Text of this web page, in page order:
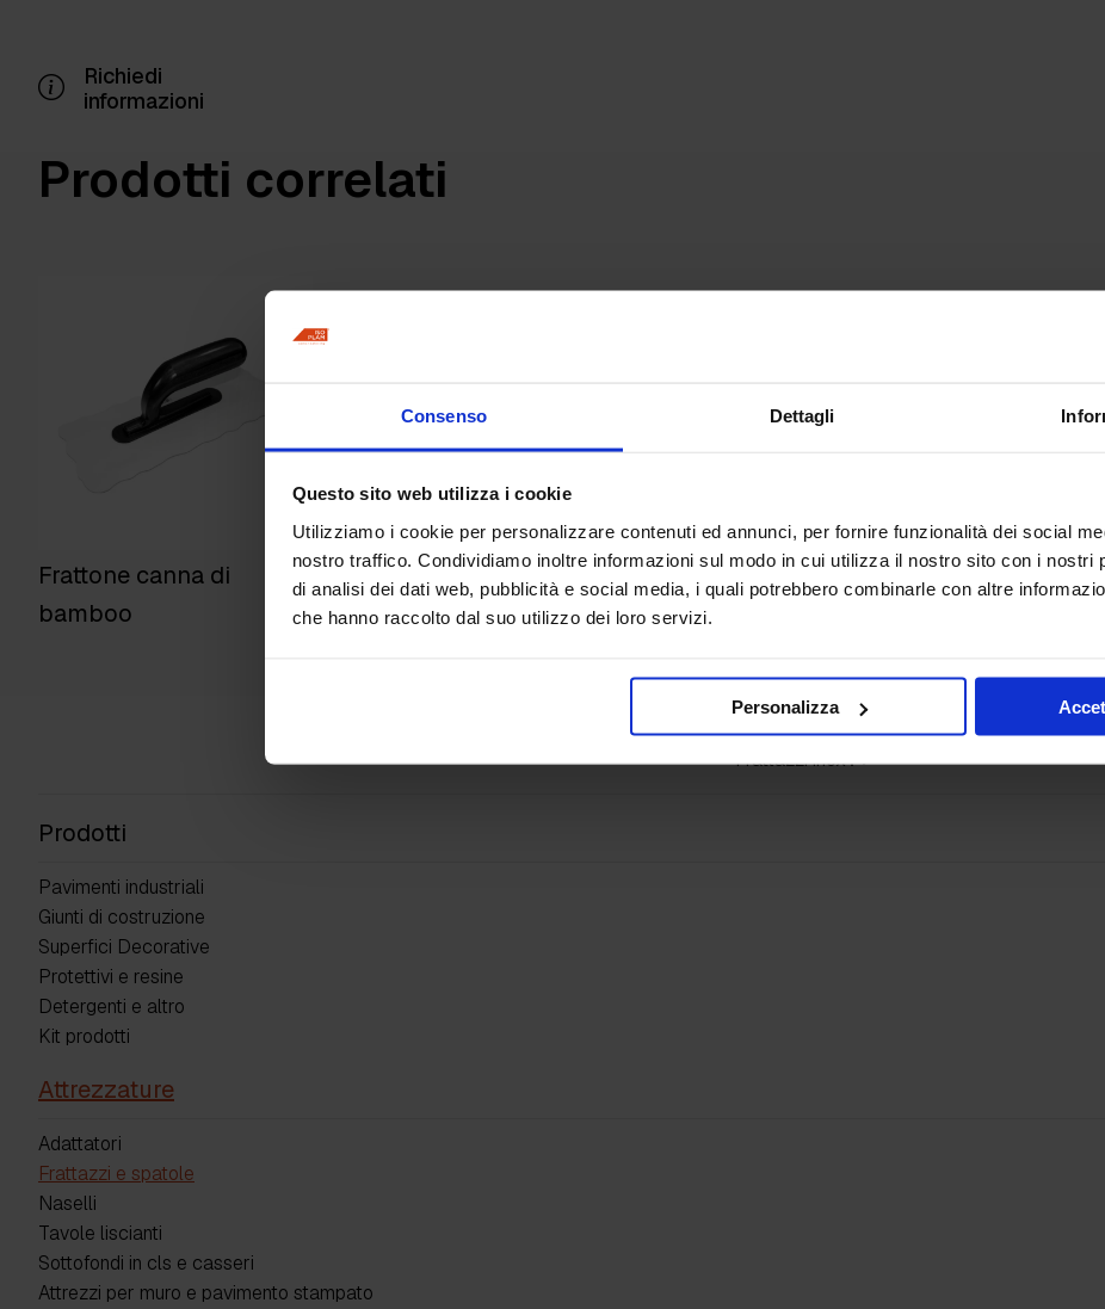
Consenso Dettagli
Questo sito web utilizza i cookie
Utilizziamo i cookie per personalizzare contenuti ed annunci, per fornire funzionalità dei social
nostro traffico. Condividiamo inoltre informazioni sul modo in cui utilizza il nostro sito con i nostri
di analisi dei dati web, pubblicità e social media, i quali potrebbero combinarle con altre
che hanno raccolto dal suo utilizzo dei loro servizi.
Personalizza
Ferri per rampe spina pesce
Frattazzi inox
Prodotti
Pavimenti industriali
Giunti di costruzione
Superfici Decorative
Protettivi e resine
Detergenti e altro
Kit prodotti
Attrezzature
Adattatori
Frattazzi e spatole
Naselli
Tavole liscianti
Sottofondi in cls e casseri
Attrezzi per muro e pavimento stampato
Richiedi
informazioni
Prodotti correlati
Frattone canna di
bamboo